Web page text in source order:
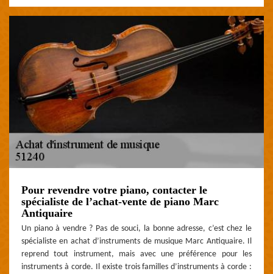
Pour revendre votre piano, contacter le
spécialiste de l’achat-vente de piano Marc
Antiquaire
Un piano à vendre ? Pas de souci, la bonne adresse, c’est chez le
spécialiste en achat d’instruments de musique Marc Antiquaire. Il
reprend tout instrument, mais avec une préférence pour les
instruments à corde. Il existe trois familles d’instruments à corde :